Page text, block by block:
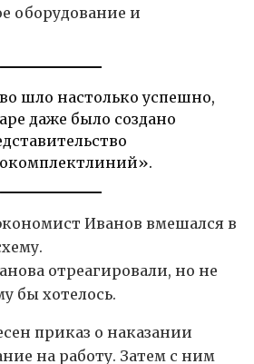
оборудование и
шло настолько успешно,
даже было создано
Иванов вмешался в
отреагировали, но не
бы хотелось.
приказ о наказании
на работу. Затем с ним